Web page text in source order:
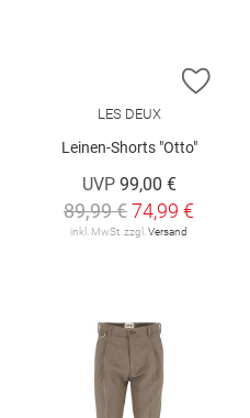
ZUR
LES DEUX
Leinen-Shorts "Otto"
UVP 99,00 €
89,99 €74,99 €
inkl. MwSt. zzgl. Versand